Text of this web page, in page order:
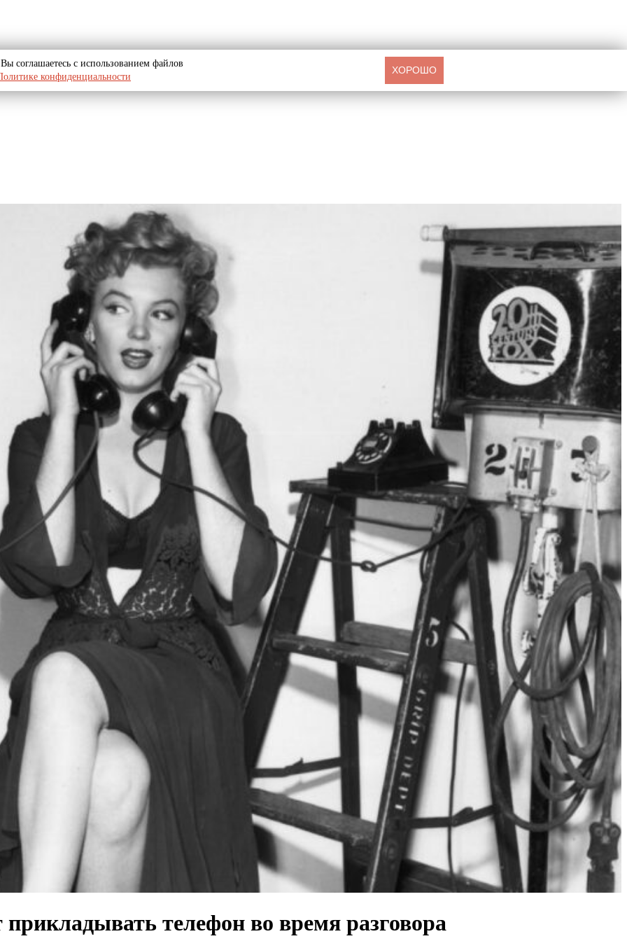
телефон во время разговора
соглашаетесь с использованием файлов
конфиденциальности
ХОРОШО